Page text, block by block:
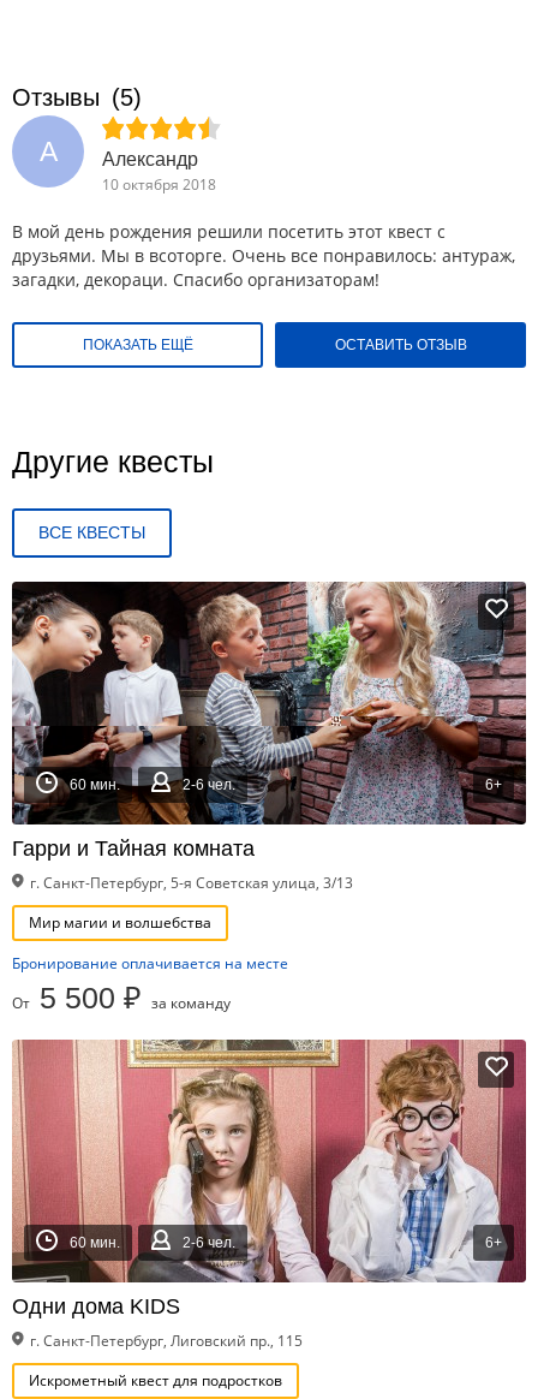
Отзывы (5)
А
Александр
10 октября 2018
В мой день рождения решили посетить этот квест с
друзьями. Мы в всоторге. Очень все понравилось: антураж,
загадки, декораци. Спасибо организаторам!
ПОКАЗАТЬ ЕЩЁ ОСТАВИТЬ ОТЗЫВ
Другие квесты
ВСЕ КВЕСТЫ
60 мин. 2-6 чел. 6+
Гарри и Тайная комната
г. Санкт-Петербург, 5-я Советская улица, 3/13
Мир магии и волшебства
Бронирование оплачивается на месте
От 5 500 ₽ за команду
60 мин. 2-6 чел. 6+
Одни дома KIDS
г. Санкт-Петербург, Лиговский пр., 115
Искрометный квест для подростков